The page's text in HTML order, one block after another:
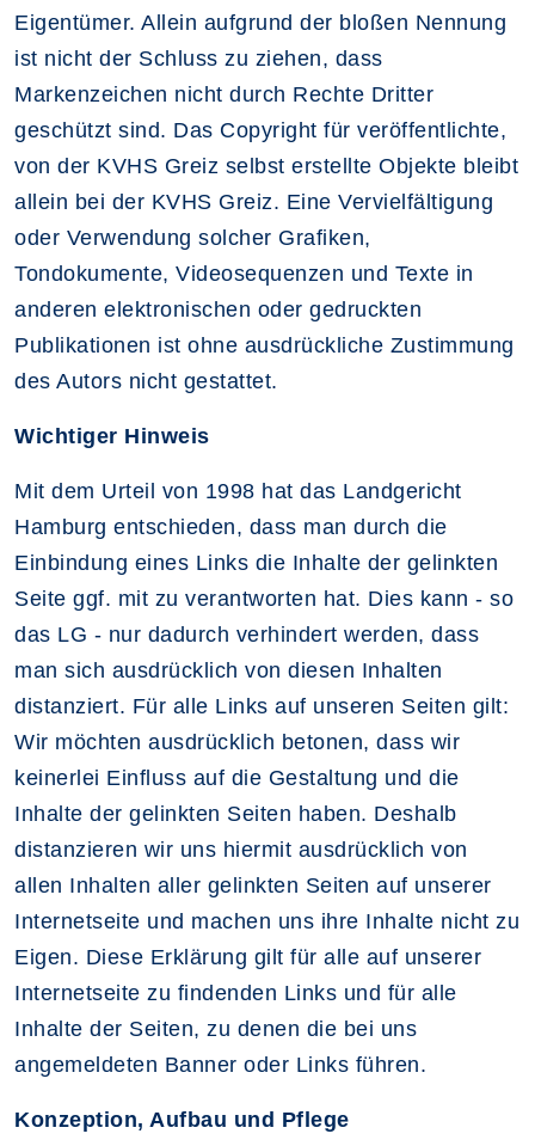
Eigentümer. Allein aufgrund der bloßen Nennung
ist nicht der Schluss zu ziehen, dass
Markenzeichen nicht durch Rechte Dritter
geschützt sind. Das Copyright für veröffentlichte,
von der KVHS Greiz selbst erstellte Objekte bleibt
allein bei der KVHS Greiz. Eine Vervielfältigung
oder Verwendung solcher Grafiken,
Tondokumente, Videosequenzen und Texte in
anderen elektronischen oder gedruckten
Publikationen ist ohne ausdrückliche Zustimmung
des Autors nicht gestattet.
Wichtiger Hinweis
Mit dem Urteil von 1998 hat das Landgericht
Hamburg entschieden, dass man durch die
Einbindung eines Links die Inhalte der gelinkten
Seite ggf. mit zu verantworten hat. Dies kann - so
das LG - nur dadurch verhindert werden, dass
man sich ausdrücklich von diesen Inhalten
distanziert. Für alle Links auf unseren Seiten gilt:
Wir möchten ausdrücklich betonen, dass wir
keinerlei Einfluss auf die Gestaltung und die
Inhalte der gelinkten Seiten haben. Deshalb
distanzieren wir uns hiermit ausdrücklich von
allen Inhalten aller gelinkten Seiten auf unserer
Internetseite und machen uns ihre Inhalte nicht zu
Eigen. Diese Erklärung gilt für alle auf unserer
Internetseite zu findenden Links und für alle
Inhalte der Seiten, zu denen die bei uns
angemeldeten Banner oder Links führen.
Konzeption, Aufbau und Pflege